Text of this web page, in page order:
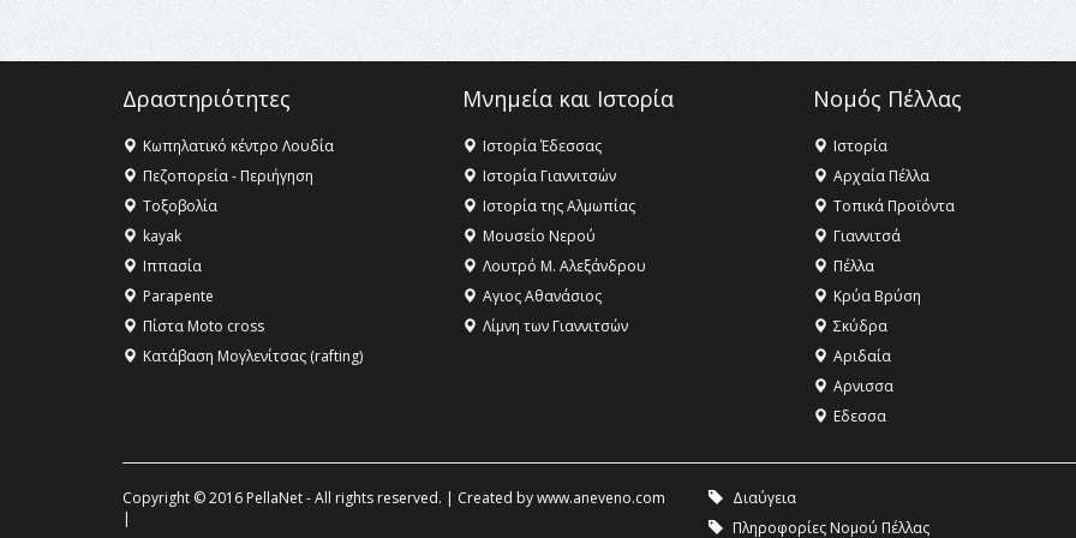
Δραστηριότητες
Κωπηλατικό κέντρο Λουδία
Πεζοπορεία - Περιήγηση
Τοξοβολία
kayak
Ιππασία
Parapente
Πίστα Moto cross
Κατάβαση Μογλενίτσας (rafting)
Μνημεία και Ιστορία
Ιστορία Έδεσσας
Ιστορία Γιαννιτσών
Ιστορία της Αλμωπίας
Μουσείο Νερού
Λουτρό Μ. Αλεξάνδρου
Αγιος Αθανάσιος
Λίμνη των Γιαννιτσών
Νομός Πέλλας
Ιστορία
Αρχαία Πέλλα
Τοπικά Προϊόντα
Γιαννιτσά
Πέλλα
Κρύα Βρύση
Σκύδρα
Αριδαία
Aρνισσα
Eδεσσα
Copyright © 2016 PellaNet - All rights reserved. | Created bywww.aneveno.com
|
Διαύγεια
Πληροφορίες Νομού Πέλλας